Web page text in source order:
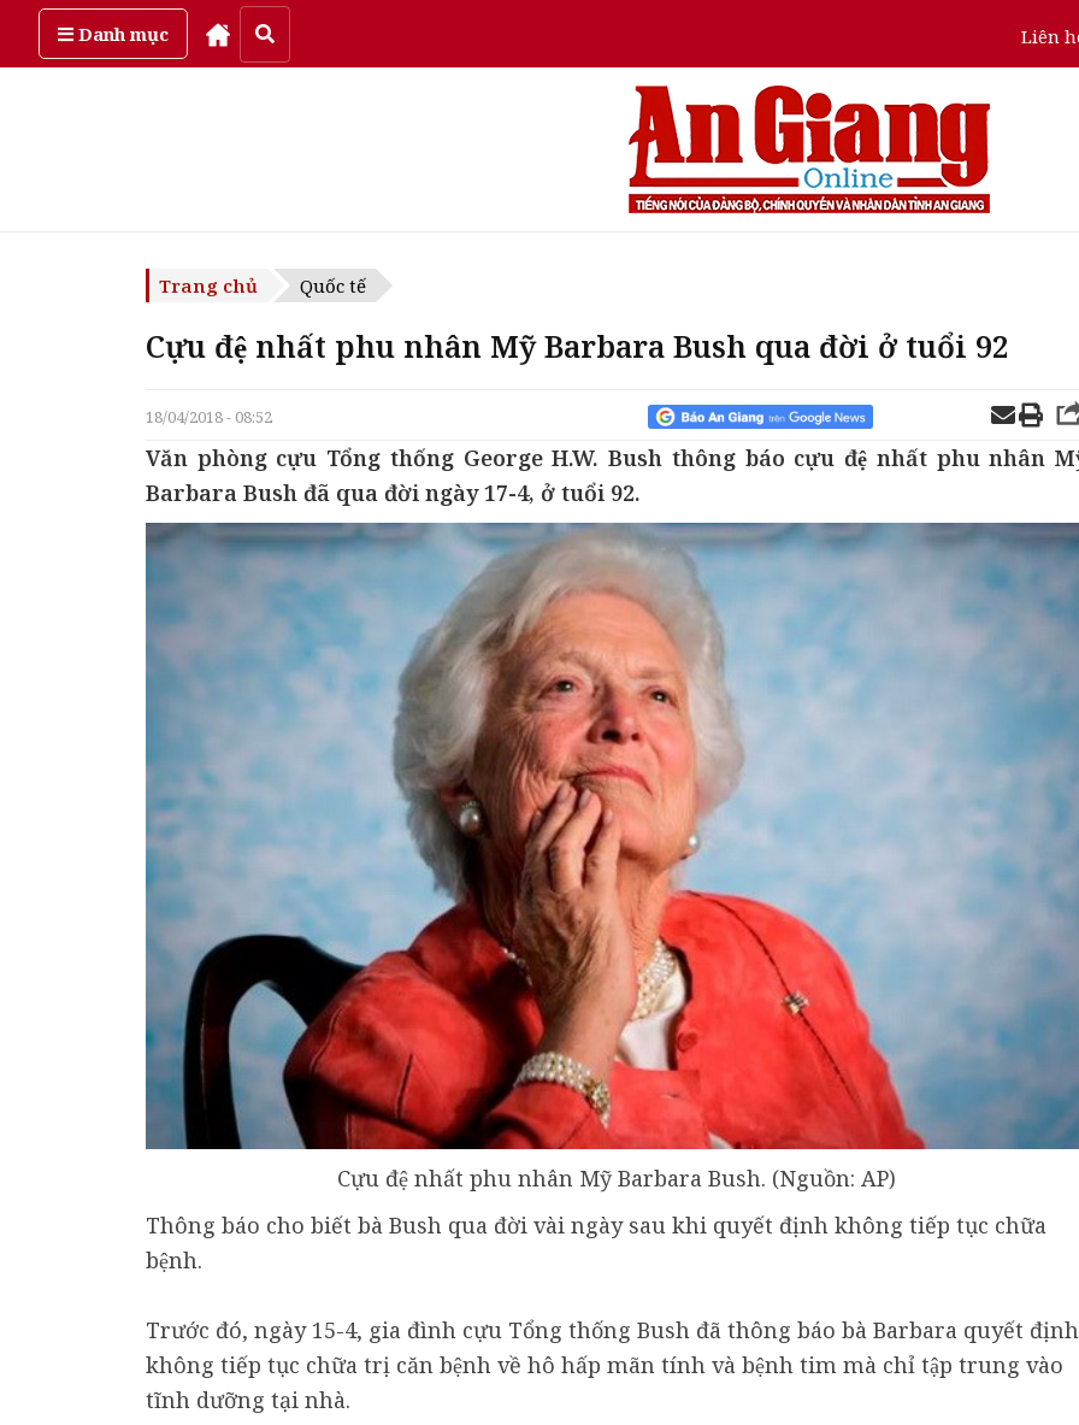
Danh mục Liên
Chủ Nhật, ngày 9/08/2026
Trang chủ Quốc tế
Cựu đệ nhất phu nhân Mỹ Barbara Bush qua đời ở tuổi 92
18/04/2018 - 08:52
Văn phòng cựu Tổng thống George H.W. Bush thông báo cựu đệ nhất phu nhân
Barbara Bush đã qua đời ngày 17-4, ở tuổi 92.
Cựu đệ nhất phu nhân Mỹ Barbara Bush. (Nguồn: AP)
Thông báo cho biết bà Bush qua đời vài ngày sau khi quyết định không tiếp tục chữa
bệnh.
Trước đó, ngày 15-4, gia đình cựu Tổng thống Bush đã thông báo bà Barbara quyết định
không tiếp tục chữa trị căn bệnh về hô hấp mãn tính và bệnh tim mà chỉ tập trung vào
tĩnh dưỡng tại nhà.